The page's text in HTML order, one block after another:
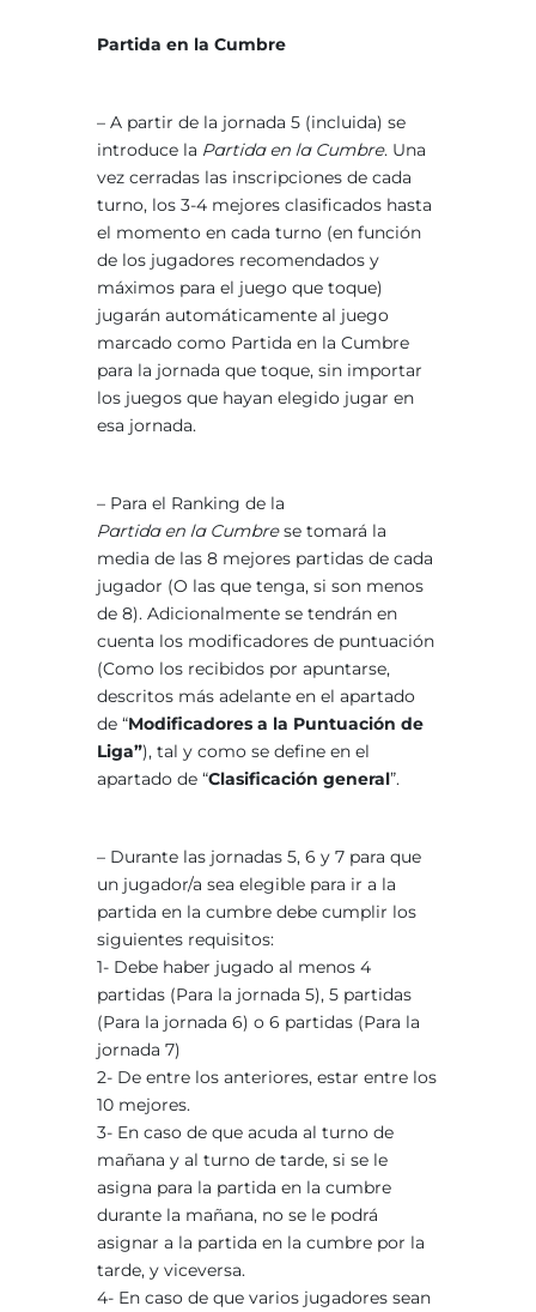
Partida en la Cumbre
– A partir de la jornada 5 (incluida) se
introduce la Partida en la Cumbre. Una
vez cerradas las inscripciones de cada
turno, los 3-4 mejores clasificados hasta
el momento en cada turno (en función
de los jugadores recomendados y
máximos para el juego que toque)
jugarán automáticamente al juego
marcado como Partida en la Cumbre
para la jornada que toque, sin importar
los juegos que hayan elegido jugar en
esa jornada.
– Para el Ranking de la
Partida en la Cumbrese tomará la
media de las 8 mejores partidas de cada
jugador (O las que tenga, si son menos
de 8). Adicionalmente se tendrán en
cuenta los modificadores de puntuación
(Como los recibidos por apuntarse,
descritos más adelante en el apartado
de “Modificadores a la Puntuación de
Liga”), tal y como se define en el
apartado de “Clasificación general”.
– Durante las jornadas 5, 6 y 7 para que
un jugador/a sea elegible para ir a la
partida en la cumbre debe cumplir los
siguientes requisitos:
1- Debe haber jugado al menos 4
partidas (Para la jornada 5), 5 partidas
(Para la jornada 6) o 6 partidas (Para la
jornada 7)
2- De entre los anteriores, estar entre los
10 mejores.
3- En caso de que acuda al turno de
mañana y al turno de tarde, si se le
asigna para la partida en la cumbre
durante la mañana, no se le podrá
asignar a la partida en la cumbre por la
tarde, y viceversa.
4- En caso de que varios jugadores sean